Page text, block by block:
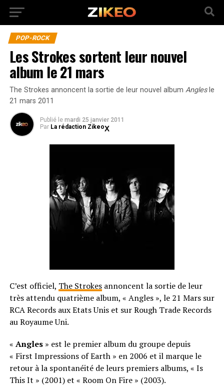
POP-ROCK
Les Strokes sortent leur nouvel
album le 21 mars
The Strokes annoncent la sortie de leur nouvel album Anglesle
21 mars 2011
Publié le mardi 25 janvier 2011
Par La rédaction Zikeo
C’est officiel, The Strokesannoncent la sortie de leur
très attendu quatrième album, « Angles », le 21 Mars sur
RCA Records aux Etats Unis et sur Rough Trade Records
au Royaume Uni.
« Angles» est le premier album du groupe depuis
« First Impressions of Earth » en 2006 et il marque le
retour à la spontanéité de leurs premiers albums, « Is
This It » (2001) et « Room On Fire » (2003).